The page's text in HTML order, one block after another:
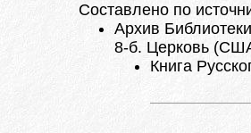
Составлено по
Архив
8-б. Церковь
Книга